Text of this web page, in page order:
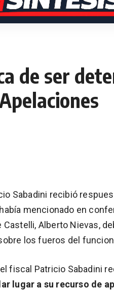
de ser
Sabadini recibió
mencionado en
Alberto Nievas,
los fueros del
fiscal Patricio Sabadini
lugar a su recurso de